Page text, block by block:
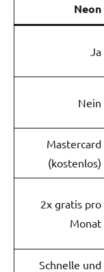
Neon
Ja
Nein
Mastercard
(kostenlos)
2x gratis pro
Monat
Schnelle und